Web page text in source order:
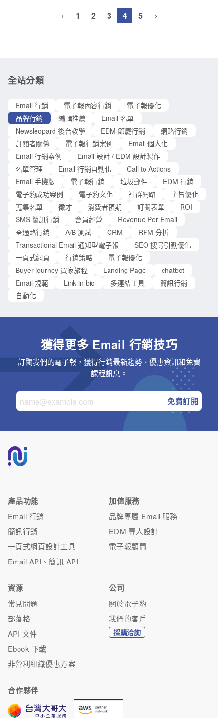
社區裡。但不像醫生依照不同專業分科，一個獸醫生可能得一
個人負責各種不同寵物的不同病徵。不過也有些獸醫生選擇較
的方式，以下就讓我們試著看看電子報行銷能夠為獸醫
高利潤，維持低價競爭力，也確實讓鴻海在全球電子代工上占
績，卻容易讓電子報行銷發生下列的現象： 1.過度重視短期的
財務收入 2.將業績成長和RPE成長完全畫上等號 3.過度依賴促
簡單地計算投入成本和獲得利潤之間的轉換率。但是電子報行
銷所創造的價值，不單只有利潤收入和RPE成長率。雖然促銷
方案能夠提高利潤收入，但卻只有短期的效果。而且太
‹ 1 2 3 4 5 ›
全站分類
Email 行銷 電子報內容行銷
電子報優化
品牌行銷
編輯推薦
Email 名單
Newsleopard 後台教學
EDM 節慶行銷
網路行銷
訂閱者關係
電子報行銷案例
Email 個人化
Email 行銷案例
Email 設計 / EDM 設計製作
名單管理
Email 行銷自動化
Call to Actions
Email 手機版
電子報行銷 垃圾郵件
EDM 行銷
電子豹成功案例
電子豹文化 社群網路
主旨優化
蒐集名單
徵才 消費者預期 訂閱表單
ROI
SMS 簡訊行銷
會員經營
Revenue Per Email
全通路行銷
A/B 測試 CRM
RFM 分析
Transactional Email 通知型電子報
SEO 搜尋引勤優化
一頁式網頁
行銷策略
電子報優化
Buyer journey 買家旅程
Landing Page
chatbot
Email 規範
Link in bio 多連結工具
簡訊行銷
自動化
獲得更多 Email 行銷技巧
訂閱我們的電子報，獲得行銷最新趨勢、優惠資訊和免費
課程訊息。
免費訂閱
產品功能
Email 行銷
簡訊行銷
一頁式網頁設計工具
Email API、簡訊 API
加值服務
品牌專屬 Email 服務
EDM 專人設計
電子報顧問
資源
常見問題
部落格
API 文件
Ebook 下載
非營利組織優惠方案
公司
關於電子豹
我們的客戶
採購洽詢
合作夥伴